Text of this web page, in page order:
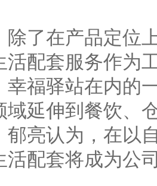
在产品定位上
活配套服务作为
幸福驿站在内的
域延伸到餐饮、
郁亮认为，在以
活配套将成为公